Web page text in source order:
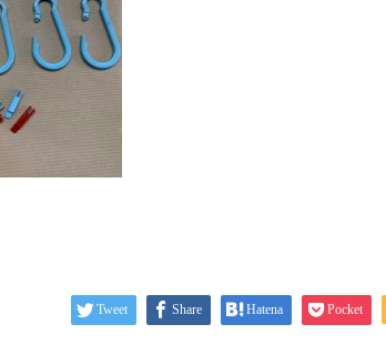
Tweet Share Hatena Pocket